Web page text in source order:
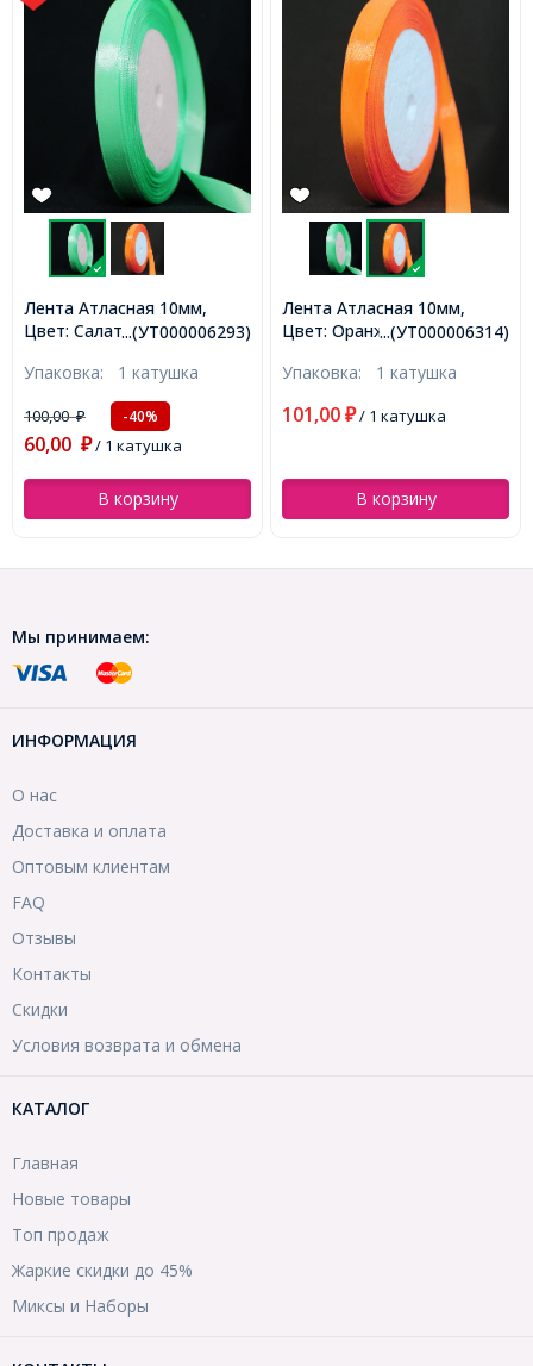
...(УТ000006314)
Лента Атласная 10мм,
Цвет: Оранжевый, Ширина:
(УТ000006314)
Упаковка: 1 катушка
101,00 / 1 катушка
В корзину
...(УТ0011791)
Лента из Органзы с
Принтом, Цвет: Белый,
катушка, (УТ0011791)
Упаковка: 5 м
100,00₽ -45%
В корзину
Мы принимаем:
ИНФОРМАЦИЯ
О нас
Доставка и оплата
Оптовым клиентам
FAQ
Отзывы
Контакты
Скидки
Условия возврата и обмена
КАТАЛОГ
Главная
Новые товары
Топ продаж
Жаркие скидки до 45%
Миксы и Наборы